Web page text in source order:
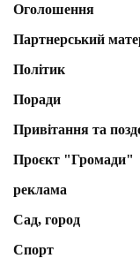
Оголошення
Партнерський
Політик
Поради
Привітання та
Проєкт "Громади"
реклама
Сад, город
Спорт